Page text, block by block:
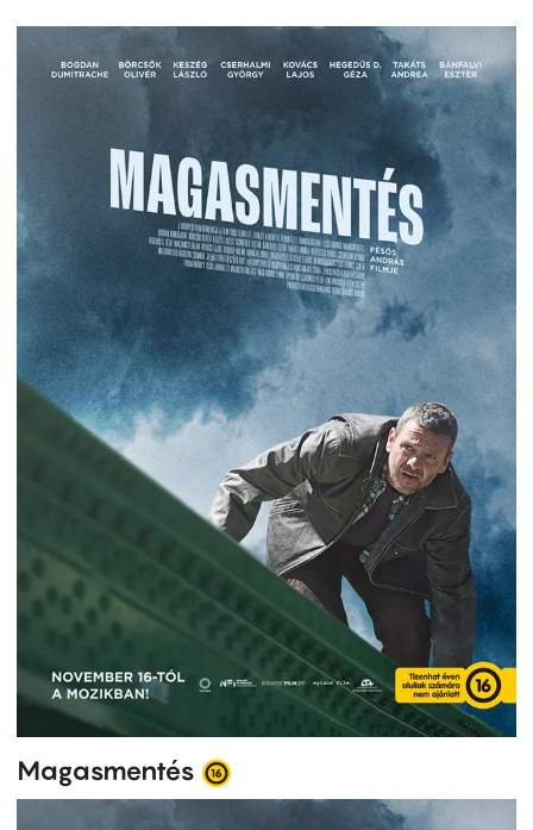
Magasmentés